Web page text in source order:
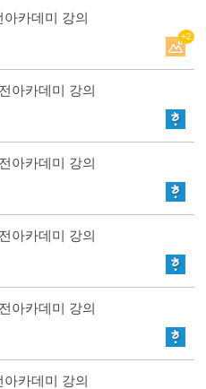
아카데미 강의
+2
아카데미 강의
아카데미 강의
아카데미 강의
아카데미 강의
아카데미 강의